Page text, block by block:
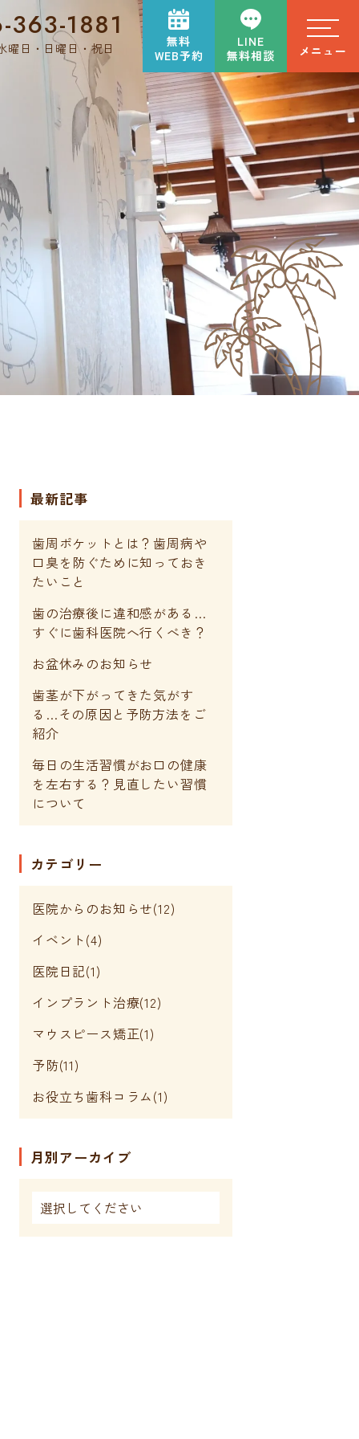
363-1881
曜日・日曜日・祝日
無料
WEB予約
LINE
無料相談
メニュー
最新記事
歯周ポケットとは？歯周病や
口臭を防ぐために知っておき
たいこと
歯の治療後に違和感がある…
すぐに歯科医院へ行くべき？
お盆休みのお知らせ
歯茎が下がってきた気がす
る…その原因と予防方法をご
紹介
毎日の生活習慣がお口の健康
を左右する？見直したい習慣
について
カテゴリー
医院からのお知らせ(12)
イベント(4)
医院日記(1)
インプラント治療(12)
マウスピース矯正(1)
予防(11)
お役立ち歯科コラム(1)
月別アーカイブ